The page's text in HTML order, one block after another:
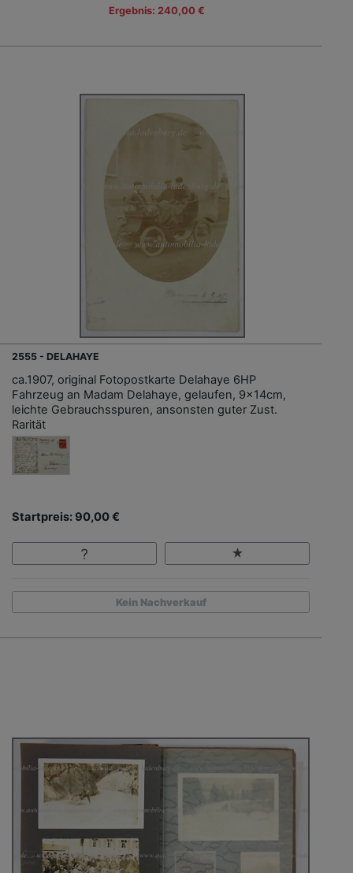
Ergebnis: 240,00 €
2555 - DELAHAYE
ca.1907, original Fotopostkarte Delahaye 6HP
Fahrzeug an Madam Delahaye, gelaufen, 9x14cm,
leichte Gebrauchsspuren, ansonsten guter Zust.
Rarität
Startpreis: 90,00 €
Kein Nachverkauf